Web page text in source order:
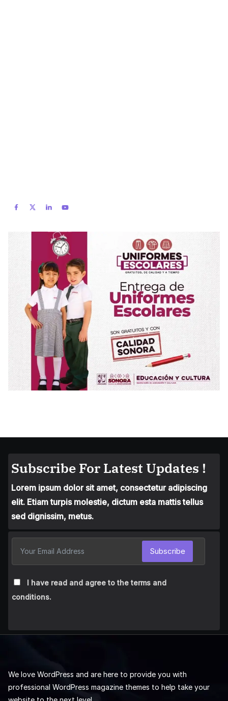
Subscribe For Latest Updates !
Lorem ipsum dolor sit amet, consectetur adipiscing
elit. Etiam turpis molestie, dictum esta mattis tellus
sed dignissim, metus.
I have read and agree to the terms and
conditions.
Subscribe
We love WordPress and are here to provide you with
professional WordPress magazine themes to help take your